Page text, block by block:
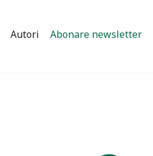
Autori Abonare newsletter